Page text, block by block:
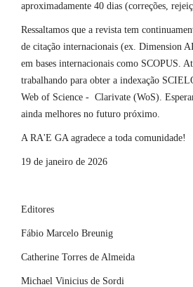
aproximadamente 40 dias (correções,
Ressaltamos que a revista tem
de citação internacionais (ex. Dimension
em bases internacionais como SCOPUS.
trabalhando para obter a indexação
Web of Science - Clarivate (WoS).
ainda melhores no futuro próximo.
A RA'E GA agradece a toda comunidade!
19 de janeiro de 2026
Editores
Fábio Marcelo Breunig
Catherine Torres de Almeida
Michael Vinicius de Sordi